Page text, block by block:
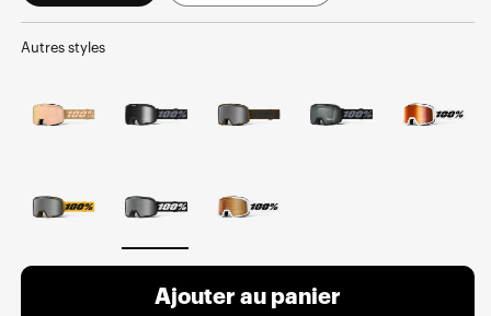
Autres styles
Ajouter au panier